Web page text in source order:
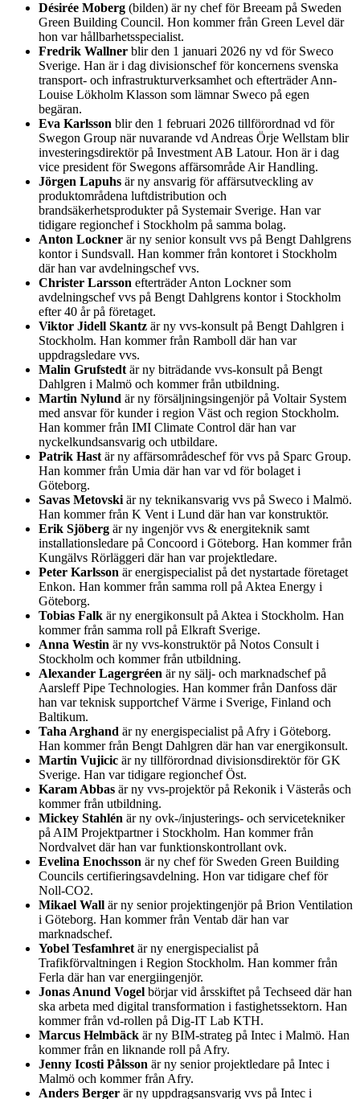
Désirée Moberg (bilden) är ny chef för Breeam på Sweden
Green Building Council. Hon kommer från Green Level där
hon var hållbarhetsspecialist.
Fredrik Wallner blir den 1 januari 2026 ny vd för Sweco
Sverige. Han är i dag divisionschef för koncernens svenska
transport- och infrastrukturverksamhet och efterträder Ann-
Louise Lökholm Klasson som lämnar Sweco på egen
begäran.
Eva Karlsson blir den 1 februari 2026 tillförordnad vd för
Swegon Group när nuvarande vd Andreas Örje Wellstam blir
investeringsdirektör på Investment AB Latour. Hon är i dag
vice president för Swegons affärsområde Air Handling.
Jörgen Lapuhs är ny ansvarig för affärsutveckling av
produktområdena luftdistribution och
brandsäkerhetsprodukter på Systemair Sverige. Han var
tidigare regionchef i Stockholm på samma bolag.
Anton Lockner är ny senior konsult vvs på Bengt Dahlgrens
kontor i Sundsvall. Han kommer från kontoret i Stockholm
där han var avdelningschef vvs.
Christer Larsson efterträder Anton Lockner som
avdelningschef vvs på Bengt Dahlgrens kontor i Stockholm
efter 40 år på företaget.
Viktor Jidell Skantz är ny vvs-konsult på Bengt Dahlgren i
Stockholm. Han kommer från Ramboll där han var
uppdragsledare vvs.
Malin Grufstedtär ny biträdande vvs-konsult på Bengt
Dahlgren i Malmö och kommer från utbildning.
Martin Nylund är ny försäljningsingenjör på Voltair System
med ansvar för kunder i region Väst och region Stockholm.
Han kommer från IMI Climate Control där han var
nyckelkundsansvarig och utbildare.
Patrik Hastär ny affärsområdeschef för vvs på Sparc Group.
Han kommer från Umia där han var vd för bolaget i
Göteborg.
Savas Metovskiär ny teknikansvarig vvs på Sweco i Malmö.
Han kommer från K Vent i Lund där han var konstruktör.
Erik Sjöberg är ny ingenjör vvs & energiteknik samt
installationsledare på Concoord i Göteborg. Han kommer från
Kungälvs Rörläggeri där han var projektledare.
Peter Karlsson är energispecialist på det nystartade företaget
Enkon. Han kommer från samma roll på Aktea Energy i
Göteborg.
Tobias Falk är ny energikonsult på Aktea i Stockholm. Han
kommer från samma roll på Elkraft Sverige.
Anna Westin är ny vvs-konstruktör på Notos Consult i
Stockholm och kommer från utbildning.
Alexander Lagergréen är ny sälj- och marknadschef på
Aarsleff Pipe Technologies. Han kommer från Danfoss där
han var teknisk supportchef Värme i Sverige, Finland och
Baltikum.
Taha Arghand är ny energispecialist på Afry i Göteborg.
Han kommer från Bengt Dahlgren där han var energikonsult.
Martin Vujicic är ny tillförordnad divisionsdirektör för GK
Sverige. Han var tidigare regionchef Öst.
Karam Abbas är ny vvs-projektör på Rekonik i Västerås och
kommer från utbildning.
Mickey Stahlén är ny ovk-/injusterings- och servicetekniker
på AIM Projektpartner i Stockholm. Han kommer från
Nordvalvet där han var funktionskontrollant ovk.
Evelina Enochsson är ny chef för Sweden Green Building
Councils certifieringsavdelning. Hon var tidigare chef för
Noll-CO2.
Mikael Wall är ny senior projektingenjör på Brion Ventilation
i Göteborg. Han kommer från Ventab där han var
marknadschef.
Yobel Tesfamhretär ny energispecialist på
Trafikförvaltningen i Region Stockholm. Han kommer från
Ferla där han var energiingenjör.
Jonas Anund Vogel börjar vid årsskiftet på Techseed där han
ska arbeta med digital transformation i fastighetssektorn. Han
kommer från vd-rollen på Dig-IT Lab KTH.
Marcus Helmbäck är ny BIM-strateg på Intec i Malmö. Han
kommer från en liknande roll på Afry.
Jenny Icosti Pålsson är ny senior projektledare på Intec i
Malmö och kommer från Afry.
Anders Berger är ny uppdragsansvarig vvs på Intec i